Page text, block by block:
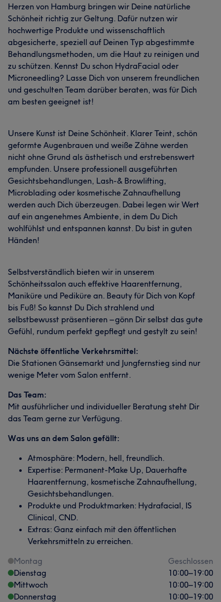
Herzen von Hamburg bringen wir Deine natürliche
Schönheit richtig zur Geltung. Dafür nutzen wir
hochwertige Produkte und wissenschaftlich
abgesicherte, speziell auf Deinen Typ abgestimmte
Behandlungsmethoden, um die Haut zu reinigen und
zu schützen. Kennst Du schon HydraFacial oder
Microneedling? Lasse Dich von unserem freundlichen
und geschulten Team darüber beraten, was für Dich
am besten geeignet ist!
Unsere Kunst ist Deine Schönheit. Klarer Teint, schön
geformte Augenbrauen und weiße Zähne werden
nicht ohne Grund als ästhetisch und erstrebenswert
empfunden. Unsere professionell ausgeführten
Gesichtsbehandlungen, Lash-& Browlifting,
Microblading oder kosmetische Zahnaufhellung
werden auch Dich überzeugen. Dabei legen wir Wert
auf ein angenehmes Ambiente, in dem Du Dich
wohlfühlst und entspannen kannst. Du bist in guten
Händen!
Selbstverständlich bieten wir in unserem
Schönheitssalon auch effektive Haarentfernung,
Maniküre und Pediküre an. Beauty für Dich von Kopf
bis Fuß! So kannst Du Dich strahlend und
selbstbewusst präsentieren – gönn Dir selbst das gute
Gefühl, rundum perfekt gepflegt und gestylt zu sein!
Nächste öffentliche Verkehrsmittel:
Die Stationen Gänsemarkt und Jungfernstieg sind nur
wenige Meter vom Salon entfernt.
Das Team:
Mit ausführlicher und individueller Beratung steht Dir
das Team gerne zur Verfügung.
Was uns an dem Salon gefällt:
Atmosphäre: Modern, hell, freundlich.
Expertise: Permanent-Make Up, Dauerhafte
Haarentfernung, kosmetische Zahnaufhellung,
Gesichtsbehandlungen.
Produkte und Produktmarken: Hydrafacial, IS
Clinical, CND.
Extras: Ganz einfach mit den öffentlichen
Verkehrsmitteln zu erreichen.
Montag
Geschlossen
Dienstag
10:00–19:00
Mittwoch
10:00–19:00
Donnerstag
10:00–19:00